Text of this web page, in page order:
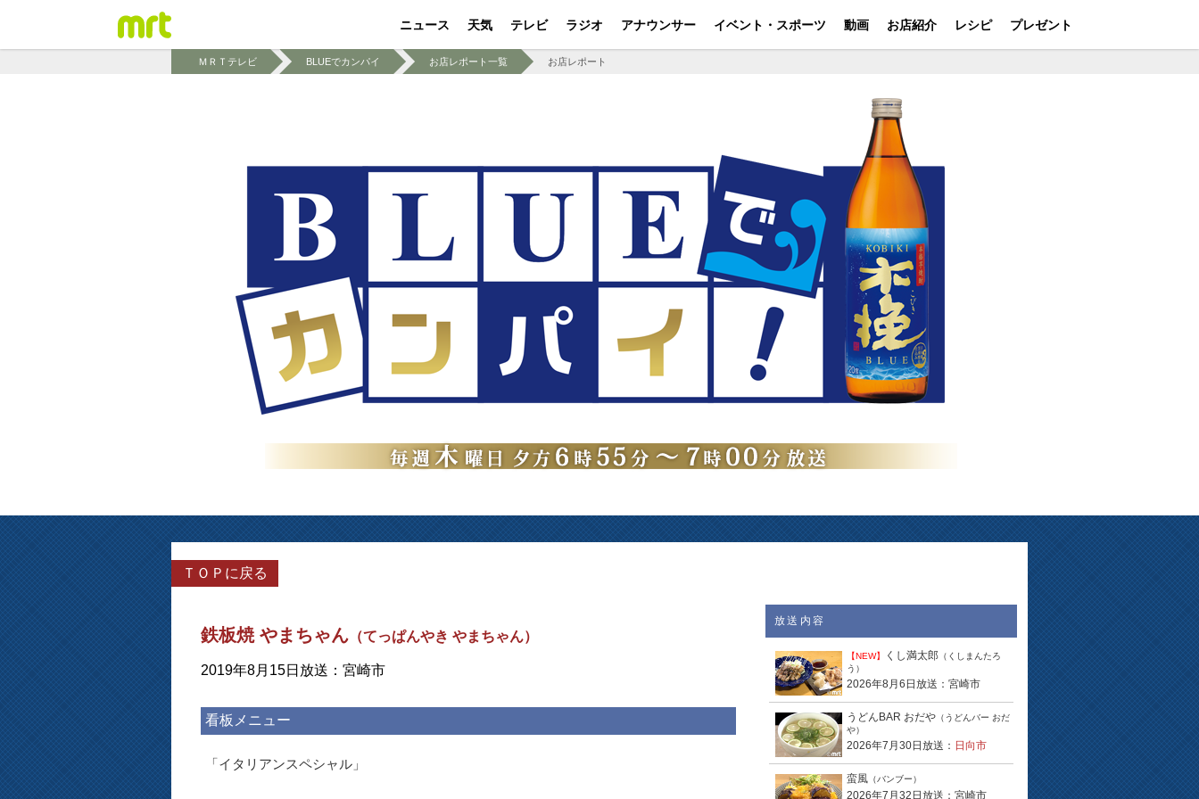
ニュース 天気 テレビ ラジオ アナウンサー イベント・スポーツ 動画 お店紹介 レシピ プレゼント
ＭＲＴテレビ BLUEでカンパイ お店レポート一覧 お店レポート
ＴＯＰに戻る
鉄板焼 やまちゃん （てっぱんやき やまちゃん）
2019年8月15日放送：宮崎市
看板メニュー
「イタリアンスペシャル」
放送内容
【NEW】 くし満太郎 （くしまんたろ
う）
2026年8月6日放送：宮崎市
うどんBAR おだや （うどんバー おだ
や）
2026年7月30日放送： 日向市
蛮風 （バンブー）
2026年7月32日放送：宮崎市